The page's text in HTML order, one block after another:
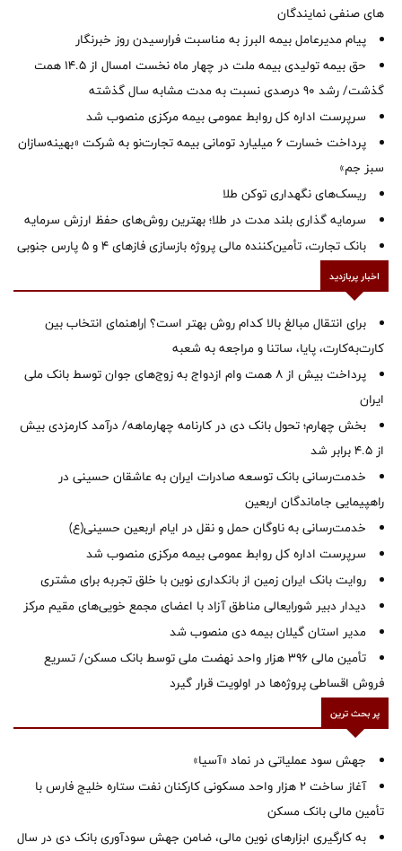
های صنفی نمایندگان
پیام مدیرعامل بیمه البرز به مناسبت فرارسیدن روز خبرنگار
حق بیمه تولیدی بیمه ملت در چهار ماه نخست امسال از 14.5 همت
گذشت/ رشد 90 درصدی نسبت به مدت مشابه سال گذشته
سرپرست اداره كل روابط عمومی بیمه مركزی منصوب شد
پرداخت خسارت ۶ میلیارد تومانی بیمه تجارت‌نو به شرکت «بهینه‌سازان
سبز جم»
ریسک‌های نگهداری توکن طلا
سرمایه گذاری بلند مدت در طلا؛ بهترین روش‌های حفظ ارزش سرمایه
بانک تجارت، تأمین‌کننده مالی پروژه بازسازی فازهای ۴ و ۵ پارس جنوبی
اخبار پربازدید
برای انتقال مبالغ بالا کدام روش بهتر است؟ |راهنمای انتخاب بین
کارت‌به‌کارت، پایا، ساتنا و مراجعه به شعبه
پرداخت بیش از ۸ همت وام ازدواج به زوج‌های جوان توسط بانک ملی
ایران
بخش چهارم؛ تحول بانک دی در کارنامه چهارماهه/ درآمد کارمزدی بیش
از ۴.۵ برابر شد
خدمت‌رسانی بانک توسعه صادرات ایران به عاشقان حسینی در
راهپیمایی جاماندگان اربعین
خدمت‌رسانی به ناوگان حمل و نقل در ایام اربعین حسینی(ع)
سرپرست اداره کل روابط عمومی بیمه مرکزی منصوب شد
روایت بانک ایران زمین از بانکداری نوین با خلق تجربه برای مشتری
دیدار دبیر شورایعالی مناطق آزاد با اعضای مجمع خویی‌های مقیم مرکز
‌مدیر استان گیلان بیمه دی منصوب شد
تأمین مالی ۳۹۶ هزار واحد نهضت ملی توسط بانک مسکن/ تسریع
فروش اقساطی پروژه‌ها در اولویت قرار گیرد
پر بحث ترین
جهش سود عملیاتی در نماد «آسیا»
آغاز ساخت ۲ هزار واحد مسکونی کارکنان نفت ستاره خلیج فارس با
تأمین مالی بانک مسکن
به کارگیری ابزارهای نوین مالی، ضامن جهش سودآوری بانک دی در سال